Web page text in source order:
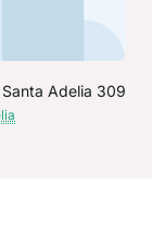
Adelia 309